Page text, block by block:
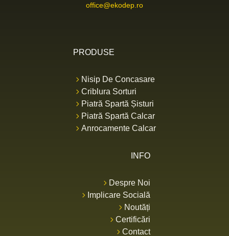
PRODUSE
Nisip De Concasare
Criblura Sorturi
Piatră Spartă Șisturi
Piatră Spartă Calcar
Anrocamente Calcar
office@ekodep.ro
INFO
Despre Noi
Implicare Socială
Noutăți
Certificări
Contact